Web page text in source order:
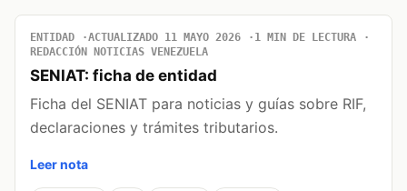
ENTIDAD ACTUALIZADO 11 MAYO 2026
1 MIN DE LECTURA
REDACCIÓN NOTICIAS VENEZUELA
SENIAT: ficha de entidad
Ficha del SENIAT para noticias y guías sobre RIF,
declaraciones y trámites tributarios.
Leer nota